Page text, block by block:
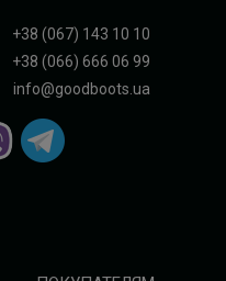
+38 (067) 143 10 10
+38 (066) 666 06 99
info@goodboots.ua